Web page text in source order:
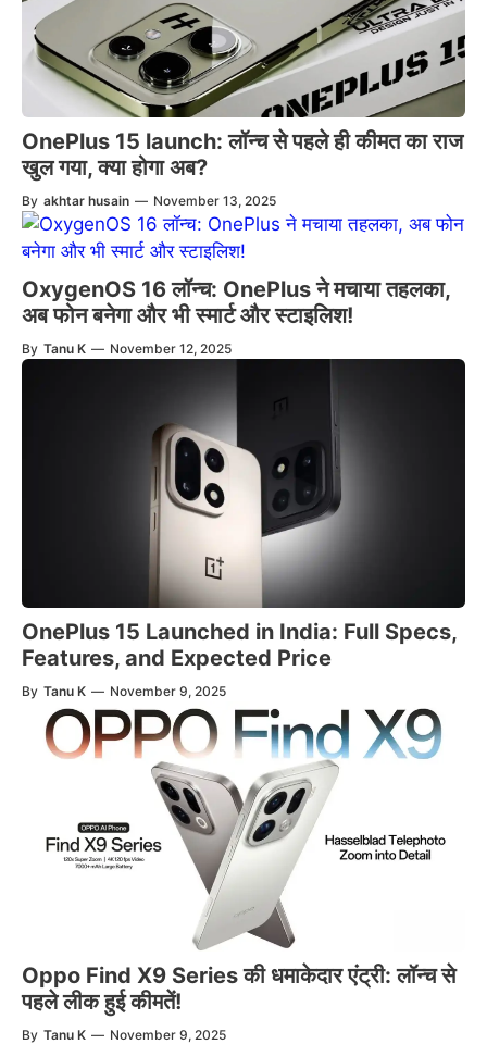
OnePlus 15 launch: लॉन्च से पहले ही कीमत का राज
खुल गया, क्या होगा अब?
By akhtar husain — November 13, 2025
OxygenOS 16 लॉन्च: OnePlus ने मचाया तहलका,
अब फोन बनेगा और भी स्मार्ट और स्टाइलिश!
By Tanu K — November 12, 2025
OnePlus 15 Launched in India: Full Specs,
Features, and Expected Price
By Tanu K — November 9, 2025
Oppo Find X9 Series की धमाकेदार एंट्री: लॉन्च से
पहले लीक हुई कीमतें!
By Tanu K — November 9, 2025